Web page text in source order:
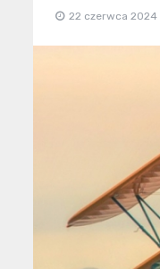
22 czerwca 2024